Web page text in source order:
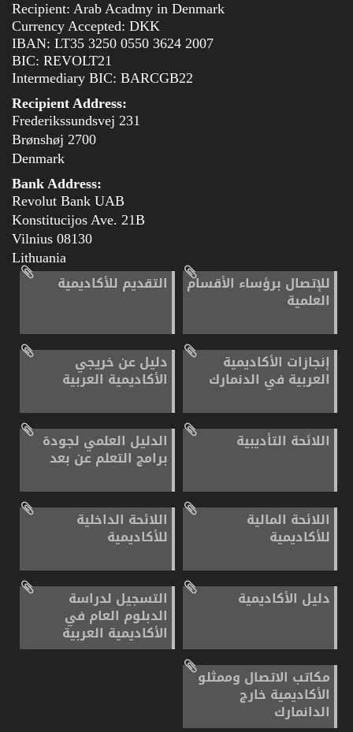
Recipient: Arab Acadmy in Denmark
Currency Accepted: DKK
IBAN: LT35 3250 0550 3624 2007
BIC: REVOLT21
Intermediary BIC: BARCGB22
Recipient Address:
Frederikssundsvej 231
2700 Brønshøj
Denmark
Bank Address:
Revolut Bank UAB
Konstitucijos Ave. 21B
08130 Vilnius
Lithuania
للإتصال برؤساء الأقسام
العلمية
التقديم للأكاديمية
إنجازات الأكاديمية
العربية في الدنمارك
دليل عن خريجي
الأكاديمية العربية
اللائحة التأديبية الدليل العلمي لجودة
برامج التعلم عن بعد
اللائحة المالية
للأكاديمية
اللائحة الداخلية
للأكاديمية
دليل الأكاديمية التسجيل لدراسة
الدبلوم العام في
الأكاديمية العربية
مكاتب الاتصال وممثلو
الأكاديمية خارج
الدانمارك